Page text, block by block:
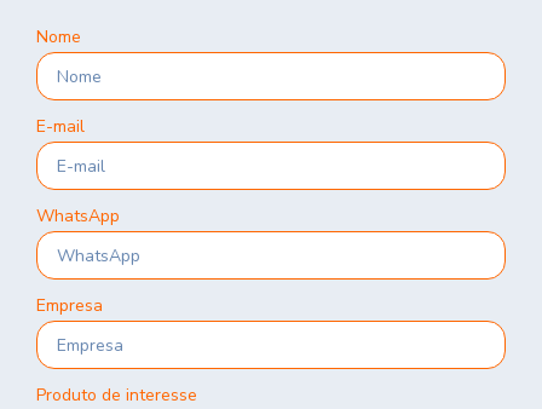
Nome
E-mail
WhatsApp
Empresa
Produto de interesse